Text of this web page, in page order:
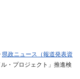
県政ニュース（報道発表資
・プロジェクト」推進検